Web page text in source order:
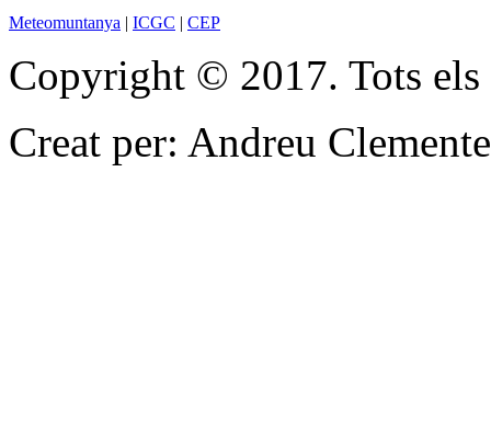
Meteomuntanya | ICGC | CEP
Copyright © 2017. Tots els
Creat per: Andreu Clemente